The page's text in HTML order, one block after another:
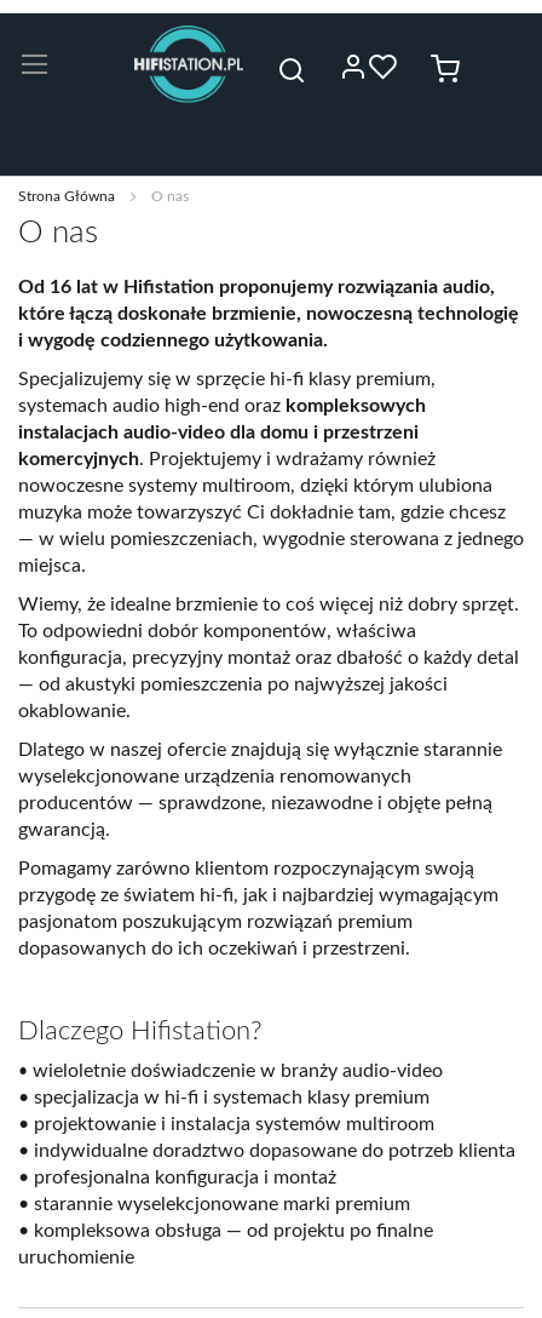
Przejdź
treści
Szukaj Mój koszyk
Strona Główna O nas
O nas
Od 16 lat w Hifistation proponujemy rozwiązania audio,
które łączą doskonałe brzmienie, nowoczesną technologię
i wygodę codziennego użytkowania.
Specjalizujemy się w sprzęcie hi-fi klasy premium,
systemach audio high-end oraz kompleksowych
instalacjach audio-video dla domu i przestrzeni
komercyjnych. Projektujemy i wdrażamy również
nowoczesne systemy multiroom, dzięki którym ulubiona
muzyka może towarzyszyć Ci dokładnie tam, gdzie chcesz
— w wielu pomieszczeniach, wygodnie sterowana z jednego
miejsca.
Wiemy, że idealne brzmienie to coś więcej niż dobry sprzęt.
To odpowiedni dobór komponentów, właściwa
konfiguracja, precyzyjny montaż oraz dbałość o każdy detal
— od akustyki pomieszczenia po najwyższej jakości
okablowanie.
Dlatego w naszej ofercie znajdują się wyłącznie starannie
wyselekcjonowane urządzenia renomowanych
producentów — sprawdzone, niezawodne i objęte pełną
gwarancją.
Pomagamy zarówno klientom rozpoczynającym swoją
przygodę ze światem hi-fi, jak i najbardziej wymagającym
pasjonatom poszukującym rozwiązań premium
dopasowanych do ich oczekiwań i przestrzeni.
Dlaczego Hifistation?
• wieloletnie doświadczenie w branży audio-video
• specjalizacja w hi-fi i systemach klasy premium
• projektowanie i instalacja systemów multiroom
• indywidualne doradztwo dopasowane do potrzeb klienta
• profesjonalna konfiguracja i montaż
• starannie wyselekcjonowane marki premium
• kompleksowa obsługa — od projektu po finalne
uruchomienie